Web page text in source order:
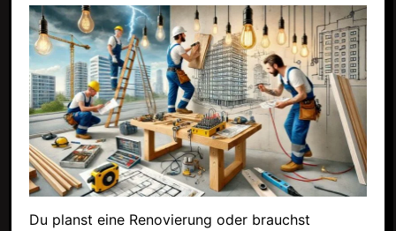
Du planst eine Renovierung oder brauchst